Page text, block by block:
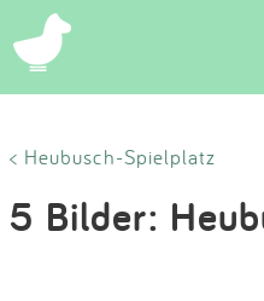
< Heubusch-Spielplatz
5 Bilder: